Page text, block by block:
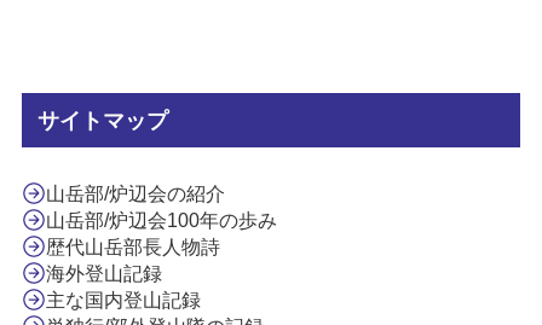
サイトマップ
山岳部/炉辺会の紹介
山岳部/炉辺会100年の歩み
歴代山岳部長人物詩
海外登山記録
主な国内登山記録